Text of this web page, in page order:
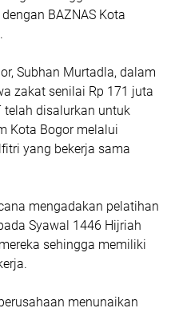
BAZNAS Kota
Subhan Murtadla, dalam
zakat senilai Rp 171 juta
telah disalurkan untuk
Kota Bogor melalui
yang bekerja sama
mengadakan pelatihan
Syawal 1446 Hijriah
sehingga memiliki
menunaikan